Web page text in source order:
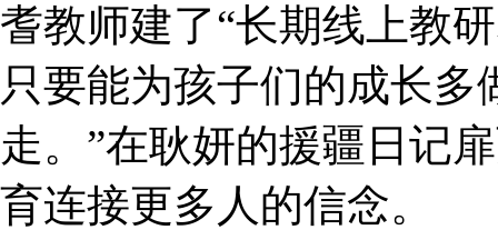
耆教师建了“长期线上教
只要能为孩子们的成长
走。”在耿妍的援疆日记
育连接更多人的信念。